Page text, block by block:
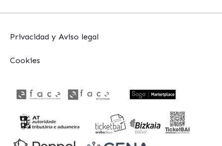
Privacidad y Aviso legal
Cookies